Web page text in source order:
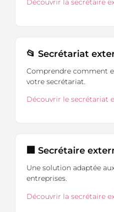
Découvrir la secrétaire
📂 Secrétariat
Comprendre comment
votre secrétariat.
Découvrir le secrétariat
🏢 Secrétaire
Une solution adaptée
entreprises.
Découvrir la secrétaire